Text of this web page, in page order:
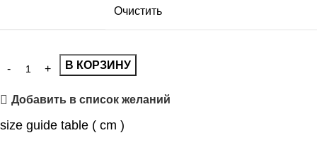
Очистить
В КОРЗИНУ
Добавить в список желаний
size guide table ( cm )